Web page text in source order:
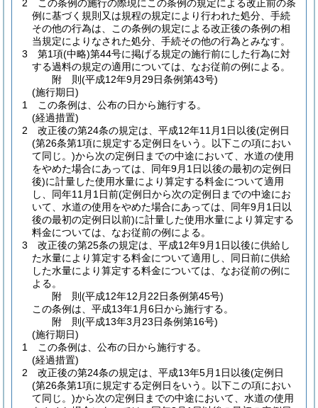
2
この条例の施行の際現にこの条例の規定による改正前の条
例に基づく規則又は規程の規定により行われた処分、手続
その他の行為は、この条例の規定による改正後の条例の相
当規定によりなされた処分、手続その他の行為とみなす。
3
第1項(中略)第44号に掲げる規定の施行前にした行為に対
する過料の規定の適用については、なお従前の例による。
附 則(平成12年9月29日条例第43号)
(施行期日)
1
この条例は、公布の日から施行する。
(経過措置)
2
改正後の第24条の規定は、平成12年11月1日以後(定例日
(第26条第1項に規定する定例日をいう。以下この項におい
て同じ。)から次の定例日までの中途において、水道の使用
をやめた場合にあっては、同年9月1日以後の最初の定例日
後)に計量した使用水量により算定する料金について適用
し、同年11月1日前(定例日から次の定例日までの中途にお
いて、水道の使用をやめた場合にあっては、同年9月1日以
後の最初の定例日以前)に計量した使用水量により算定する
料金については、なお従前の例による。
3
改正後の第25条の規定は、平成12年9月1日以後に供給し
た水量により算定する料金について適用し、同日前に供給
した水量により算定する料金については、なお従前の例に
よる。
附 則(平成12年12月22日条例第45号)
この条例は、平成13年1月6日から施行する。
附 則(平成13年3月23日条例第16号)
(施行期日)
1
この条例は、公布の日から施行する。
(経過措置)
2
改正後の第24条の規定は、平成13年5月1日以後(定例日
(第26条第1項に規定する定例日をいう。以下この項におい
て同じ。)から次の定例日までの中途において、水道の使用